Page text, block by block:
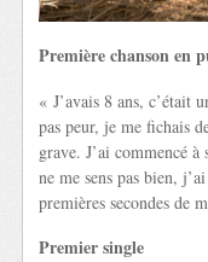
Première chanson en
« J’avais 8 ans, c’était
pas peur, je me fichais
grave. J’ai commencé
ne me sens pas bien,
premières secondes de
Premier single